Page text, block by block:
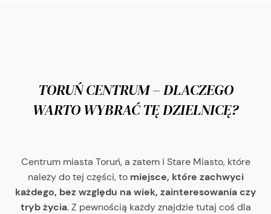
TORUŃ CENTRUM – DLACZEGO
WARTO WYBRAĆ TĘ DZIELNICĘ?
Centrum miasta Toruń, a zatem i Stare Miasto, które
należy do tej części, to miejsce, które zachwyci
każdego, bez względu na wiek, zainteresowania czy
tryb życia. Z pewnością każdy znajdzie tutaj coś dla